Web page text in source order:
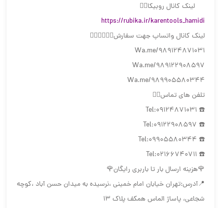
لینک کانال روبیکا👇🏻
https://rubika.ir/karentools_hamidi
لینک کانال واتساپ جهت سفارش👇🏻👇🏻👇🏻
Wa.me/989124871031
Wa.me/989122908597
Wa.me/989905580344
تلفن های تماس👇🏻
☎️ Tel:09124871031
☎️ Tel:09122908597
☎️ Tel:09905580344
☎️ Tel:02166740711
🌹هزینه ارسال بار تا باربری رایگان🌹
📍آدرس:تهران خیابان امام خمینی ،نرسیده به میدان حسن آباد ،کوچه
شجاعی، پاساژ الماس همکف پلاک ۱۳